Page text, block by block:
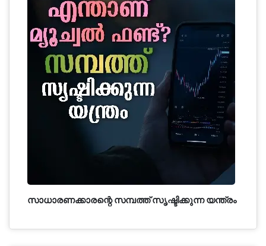
സാധാരണക്കാരന്റെ സമ്പത്ത് സൃഷ്ടിക്കുന്ന യന്ത്രം